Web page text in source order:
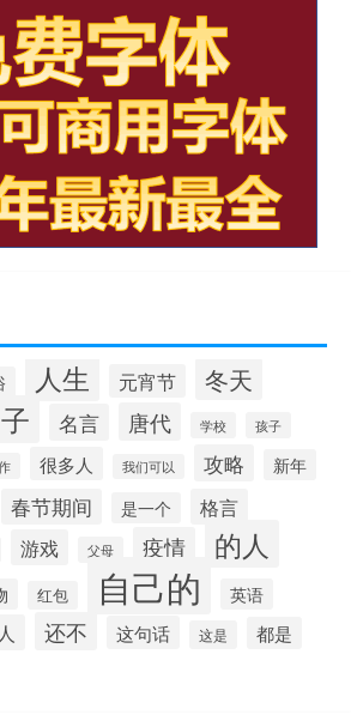
人生 元宵节 冬天
名言 唐代 学校 孩子
很多人 我们可以 攻略 新年
春节期间 是一个 格言
游戏 父母 疫情 的人
红包 自己的 英语
还不 这句话 这是 都是